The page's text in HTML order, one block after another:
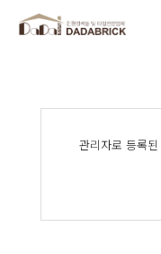
관리자로 등록